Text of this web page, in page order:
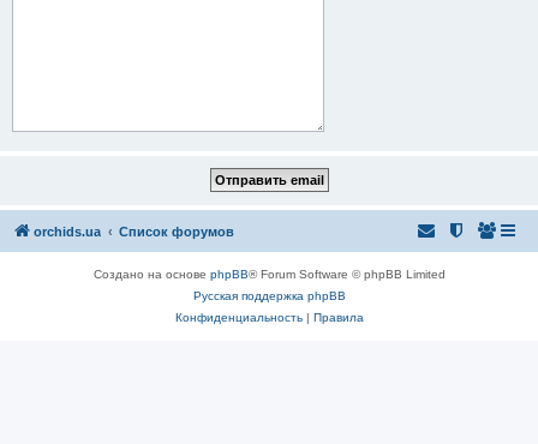
orchids.ua Список форумов
Создано на основе phpBB® Forum Software © phpBB Limited
Русская поддержка phpBB
Конфиденциальность| Правила